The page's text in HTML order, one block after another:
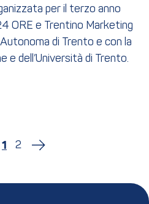
per il terzo anno
ORE e Trentino Marketing
di Trento e con la
e dell’Università di Trento.
1 2